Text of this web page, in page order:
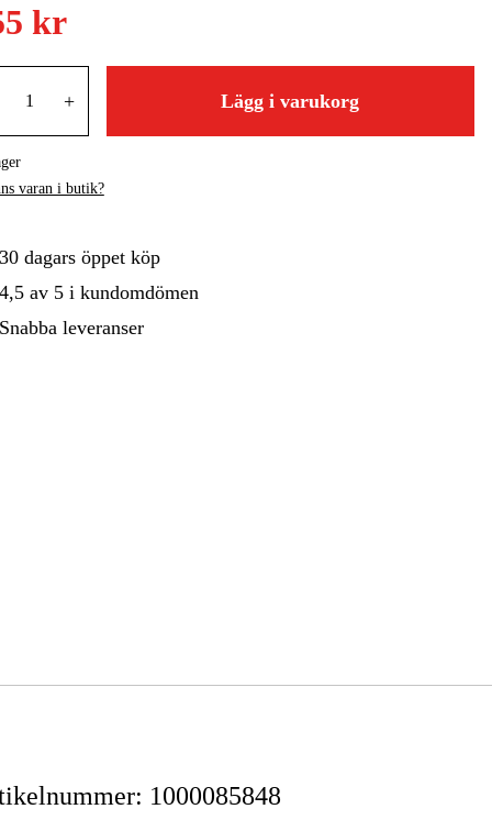
& Skydd
Hem & Fritid Kampanjer
kr
+ Lägg i varukorg
varan i butik?
30 dagars öppet köp
4,5 av 5 i kundomdömen
Snabba leveranser
: 1000085848